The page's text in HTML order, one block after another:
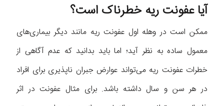
آیا عفونت ریه خطرناک است؟
ممکن است در وهله اول عفونت ریه مانند دیگر بیماری‌های
معمول ساده به نظر آید؛ اما باید بدانید که عدم آگاهی از
خطرات عفونت ریه می‌تواند عوارض جبران ناپذیری برای افراد
در هر سن و سال داشته باشد. ‌برای مثال عفونت در اثر